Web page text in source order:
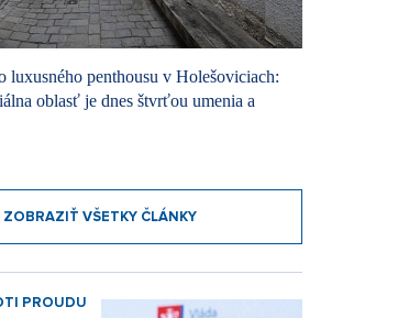
luxusného penthousu v Holešoviciach:
oblasť je dnes štvrťou umenia a
ZOBRAZIŤ VŠETKY ČLÁNKY
PROUDU